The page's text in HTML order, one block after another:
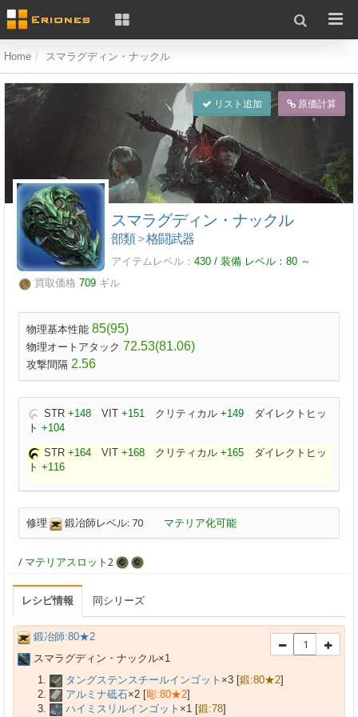
Home スマラグディン・ナックル
リスト追加 原価計算
スマラグディン・ナックル
部類>格闘武器
アイテムレベル： 430 / 装備 レベル： 80 ～
買取価格 709 ギル
物理基本性能 85(95)
物理オートアタック 72.53(81.06)
攻撃間隔 2.56
STR +148 VIT +151 クリティカル +149 ダイレクトヒッ
ト +104
STR +164 VIT +168 クリティカル +165 ダイレクトヒッ
ト +116
修理 鍛冶師レベル: 70 マテリア化可能
/ マテリアスロット2
レシピ情報 同シリーズ
鍛冶師:80★2
スマラグディン・ナックル×1
タングステンスチールインゴット ×3 [鍛:80★2]
アルミナ砥石×2 [彫:80★2]
ハイミスリルインゴット ×1 [鍛:78]